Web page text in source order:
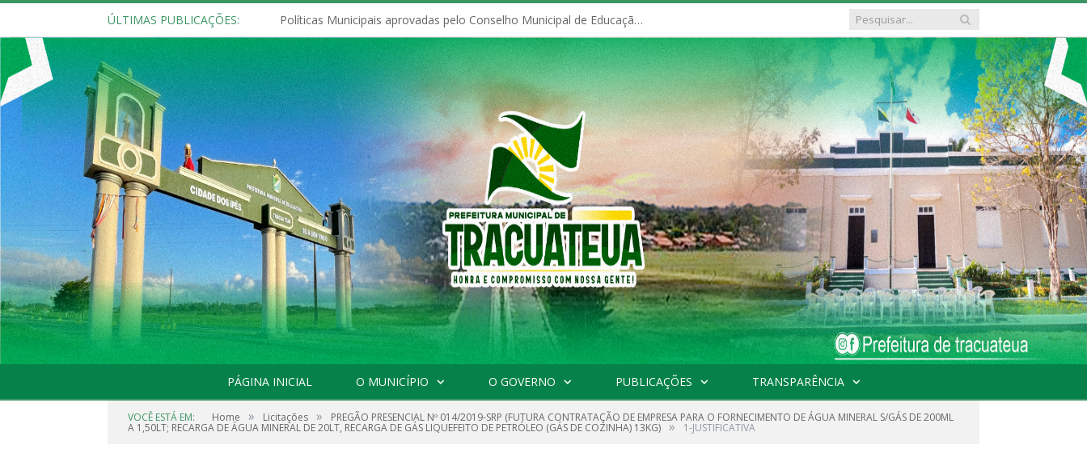
ÚLTIMAS PUBLICAÇÕES: Políticas Municipais aprovadas pelo Conselho Municipal de Educação (CME)
PÁGINA INICIAL O MUNICÍPIO O GOVERNO PUBLICAÇÕES TRANSPARÊNCIA
VOCÊ ESTÁ EM: Home » Licitações » PREGÃO PRESENCIAL Nº 014/2019-SRP (FUTURA CONTRATAÇÃO DE EMPRESA PARA O FORNECIMENTO DE ÁGUA MINERAL S/GÁS DE 200ML
A 1,50LT; RECARGA DE ÁGUA MINERAL DE 20LT, RECARGA DE GÁS LIQUEFEITO DE PETRÓLEO (GÁS DE COZINHA) 13KG) » 1-JUSTIFICATIVA